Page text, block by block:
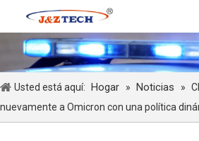
Usted está aquí: Hogar » Noticias »
nuevamente a Omicron con una política